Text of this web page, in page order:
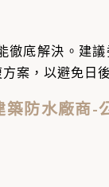
底解決。建
案，以避免日
築防水廠商-